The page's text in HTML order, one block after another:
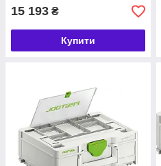
15 193 ₴
Купити